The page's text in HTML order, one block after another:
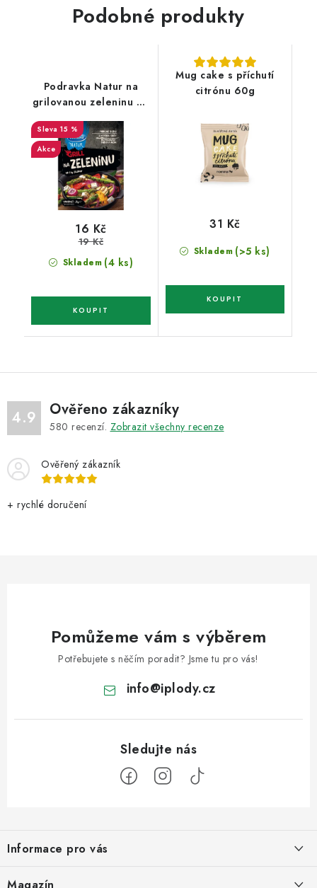
Podobné produkty
Podravka Natur na
grilovanou zeleninu 25
15 %
Akce
Skladem (4 ks)
16 Kč
19 Kč
Mug cake s příchutí
citrónu 60g
Skladem (>5 ks)
31 Kč
4.9 Ověřeno zákazníky
580 recenzí. Zobrazit všechny recenze
Ověřený zákazník
+ rychlé doručení
Pomůžeme vám s výběrem
Potřebujete s něčím poradit? Jsme tu pro vás!
info@iplody.cz
p
a
Informace pro vás
Doprava a platba